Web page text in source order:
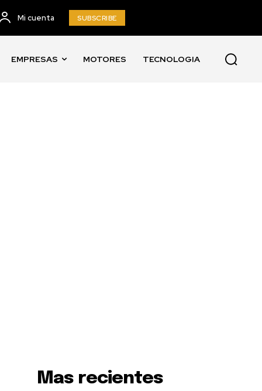
Mi cuenta SUBSCRIBE
EMPRESAS MOTORES TECNOLOGIA
Mas recientes